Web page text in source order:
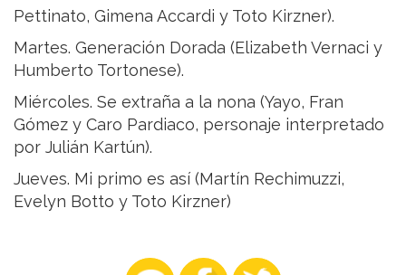
Pettinato, Gimena Accardi y Toto Kirzner).
Martes. Generación Dorada (Elizabeth Vernaci y
Humberto Tortonese).
Miércoles. Se extraña a la nona (Yayo, Fran
Gómez y Caro Pardiaco, personaje interpretado
por Julián Kartún).
Jueves. Mi primo es así (Martín Rechimuzzi,
Evelyn Botto y Toto Kirzner)